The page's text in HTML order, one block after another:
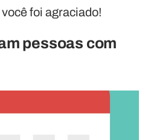
foi agraciado!
pessoas com